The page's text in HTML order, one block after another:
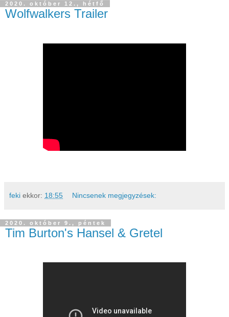
2020. október 12., hétfő
Wolfwalkers Trailer
feki ekkor: 18:55 Nincsenek megjegyzések:
2020. október 9., péntek
Tim Burton's Hansel & Gretel